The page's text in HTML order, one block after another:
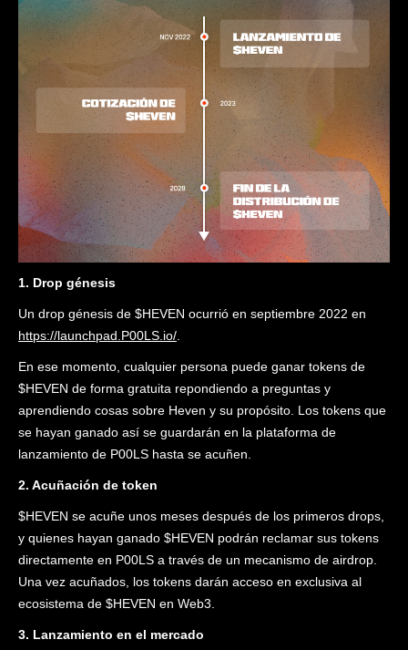
1. Drop génesis
Un drop génesis de $HEVEN ocurrió en septiembre 2022 en
https://launchpad.P00LS.io/
En ese momento, cualquier persona puede ganar tokens de
$HEVEN de forma gratuita repondiendo a preguntas y
aprendiendo cosas sobre Heven y su propósito. Los tokens que
se hayan ganado así se guardarán en la plataforma de
lanzamiento de P00LS hasta se acuñen.
2. Acuñación de token
$HEVEN se acuñe unos meses después de los primeros drops,
y quienes hayan ganado $HEVEN podrán reclamar sus tokens
directamente en P00LS a través de un mecanismo de airdrop.
Una vez acuñados, los tokens darán acceso en exclusiva al
ecosistema de $HEVEN en Web3.
3. Lanzamiento en el mercado